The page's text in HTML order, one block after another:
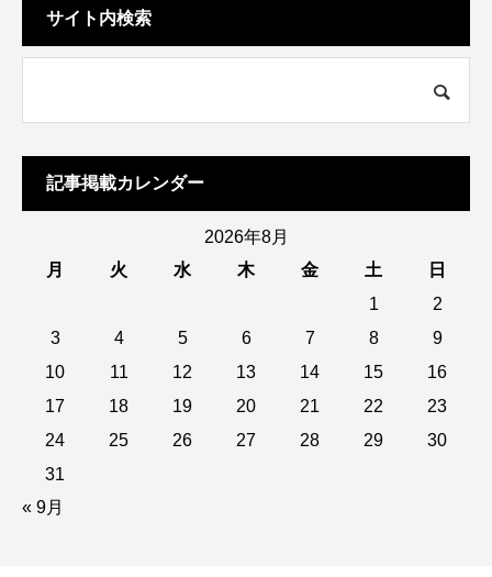
サイト内検索
記事掲載カレンダー
2026年8月
月
火 水 木 金 土
日
1
2
3
4 5 6 7 8
9
10
11 12 13 14 15
16
17
18 19 20 21 22
23
24
25 26 27 28 29
30
31
« 9月